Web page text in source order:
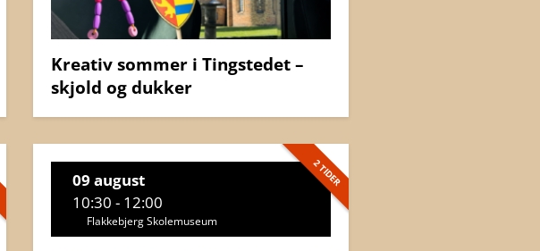
Kreativ sommer i Tingstedet –
skjold og dukker
2 TIDER
09 august
10:30 - 12:00
Flakkebjerg Skolemuseum